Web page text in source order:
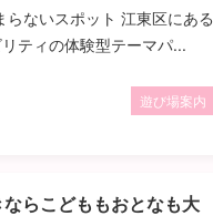
らないスポット 江東区にある
ティの体験型テーマパ...
遊び場案内
ならこどももおとなも大